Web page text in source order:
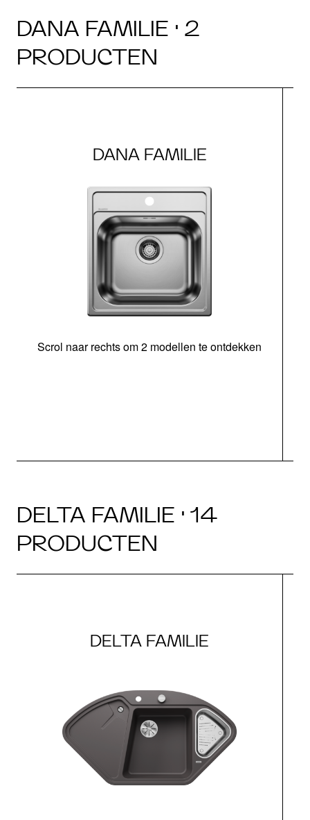
DANA FAMILIE · 2
PRODUCTEN
DANA FAMILIE
Scrol naar rechts om 2 modellen te ontdekken
DELTA FAMILIE · 14
PRODUCTEN
DELTA FAMILIE